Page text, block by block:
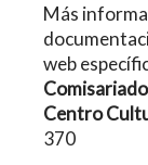
Más
web
Centro
370